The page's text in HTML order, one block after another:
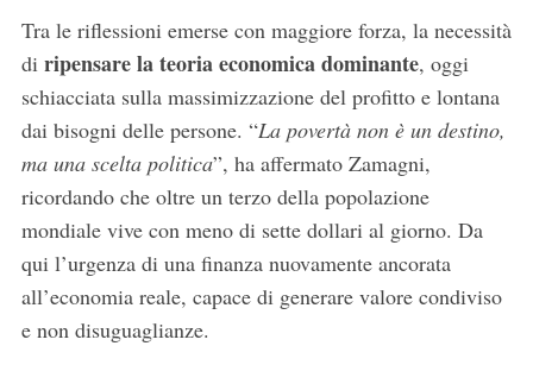
Tra le riflessioni emerse con maggiore forza, la necessità
di ripensare la teoria economica dominante, oggi
schiacciata sulla massimizzazione del profitto e lontana
dai bisogni delle persone. “La povertà non è un destino,
ma una scelta politica”, ha affermato Zamagni,
ricordando che oltre un terzo della popolazione
mondiale vive con meno di sette dollari al giorno. Da
qui l’urgenza di una finanza nuovamente ancorata
all’economia reale, capace di generare valore condiviso
e non disuguaglianze.